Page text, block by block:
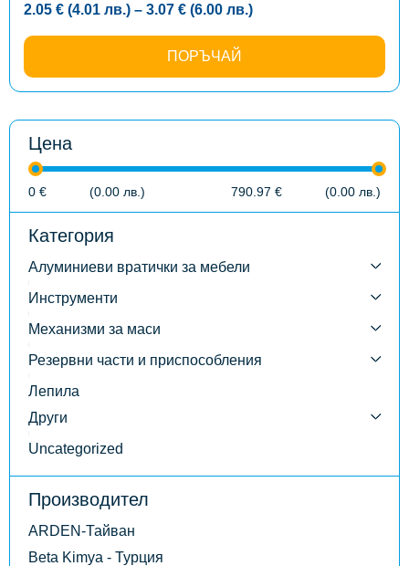
2.05 € (4.01 лв.) – 3.07 € (6.00 лв.)Price
2.05 €
through
3.07 €
лв.)
ПОРЪЧАЙ
Цена
0 € (0.00 лв. ) 790.97 € (0.00 лв. )
Категория
Алуминиеви вратички за мебели
Инструменти
Механизми за маси
Резервни части и приспособления
Лепила
Други
Uncategorized
Производител
ARDEN-Тайван
Beta Kimya - Турция